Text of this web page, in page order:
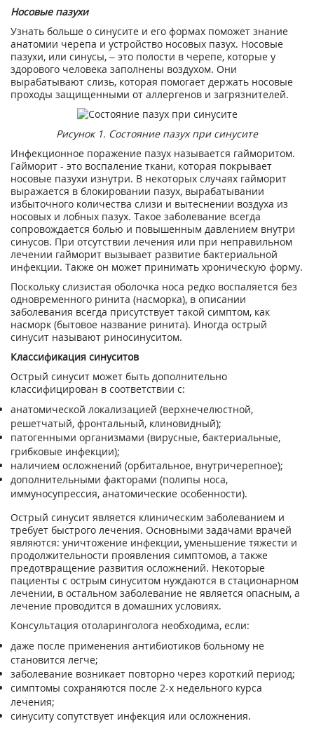
Носовые пазухи
Узнать больше о синусите и его формах поможет знание
анатомии черепа и устройство носовых пазух. Носовые
пазухи, или синусы, – это полости в черепе, которые у
здорового человека заполнены воздухом. Они
вырабатывают слизь, которая помогает держать носовые
проходы защищенными от аллергенов и загрязнителей.
Рисунок 1. Состояние пазух при синусите
Инфекционное поражение пазух называется гайморитом.
Гайморит - это воспаление ткани, которая покрывает
носовые пазухи изнутри. В некоторых случаях гайморит
выражается в блокировании пазух, вырабатывании
избыточного количества слизи и вытеснении воздуха из
носовых и лобных пазух. Такое заболевание всегда
сопровождается болью и повышенным давлением внутри
синусов. При отсутствии лечения или при неправильном
лечении гайморит вызывает развитие бактериальной
инфекции. Также он может принимать хроническую форму.
Поскольку слизистая оболочка носа редко воспаляется без
одновременного ринита (насморка), в описании
заболевания всегда присутствует такой симптом, как
насморк (бытовое название ринита). Иногда острый
синусит называют риносинуситом.
Классификация синуситов
Острый синусит может быть дополнительно
классифицирован в соответствии с:
анатомической локализацией (верхнечелюстной,
решетчатый, фронтальный, клиновидный);
патогенными организмами (вирусные, бактериальные,
грибковые инфекции);
наличием осложнений (орбитальное, внутричерепное);
дополнительными факторами (полипы носа,
иммуносупрессия, анатомические особенности).
Острый синусит является клиническим заболеванием и
требует быстрого лечения. Основными задачами врачей
являются: уничтожение инфекции, уменьшение тяжести и
продолжительности проявления симптомов, а также
предотвращение развития осложнений. Некоторые
пациенты с острым синуситом нуждаются в стационарном
лечении, в остальном заболевание не является опасным, а
лечение проводится в домашних условиях.
Консультация отоларинголога необходима, если:
даже после применения антибиотиков больному не
становится легче;
заболевание возникает повторно через короткий период;
симптомы сохраняются после 2-х недельного курса
лечения;
синуситу сопутствует инфекция или осложнения.